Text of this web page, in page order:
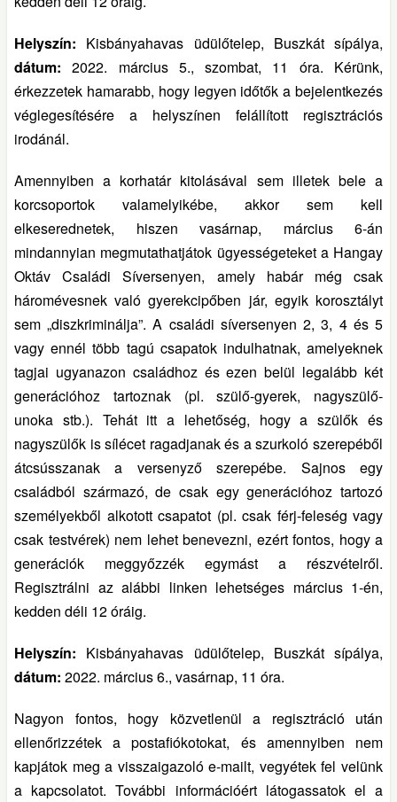
Helyszín: Kisbányahavas üdülőtelep, Buszkát sípálya,
dátum: 2022. március 5., szombat, 11 óra. Kérünk,
érkezzetek hamarabb, hogy legyen időtők a bejelentkezés
véglegesítésére a helyszínen felállított regisztrációs
irodánál.
Amennyiben a korhatár kitolásával sem illetek bele a
korcsoportok valamelyikébe, akkor sem kell
elkeserednetek, hiszen vasárnap, március 6-án
mindannyian megmutathatjátok ügyességeteket a Hangay
Oktáv Családi Síversenyen, amely habár még csak
háromévesnek való gyerekcipőben jár, egyik korosztályt
sem „diszkriminálja”. A családi síversenyen 2, 3, 4 és 5
vagy ennél több tagú csapatok indulhatnak, amelyeknek
tagjai ugyanazon családhoz és ezen belül legalább két
generációhoz tartoznak (pl. szülő-gyerek, nagyszülő-
unoka stb.). Tehát itt a lehetőség, hogy a szülők és
nagyszülők is sílécet ragadjanak és a szurkoló szerepéből
átcsússzanak a versenyző szerepébe. Sajnos egy
családból származó, de csak egy generációhoz tartozó
személyekből alkotott csapatot (pl. csak férj-feleség vagy
csak testvérek) nem lehet benevezni, ezért fontos, hogy a
generációk meggyőzzék egymást a részvételről.
Regisztrálni az alábbi linken lehetséges március 1-én,
kedden déli 12 óráig.
Helyszín: Kisbányahavas üdülőtelep, Buszkát sípálya,
dátum: 2022. március 6., vasárnap, 11 óra.
Nagyon fontos, hogy közvetlenül a regisztráció után
ellenőrizzétek a postafiókotokat, és amennyiben nem
kapjátok meg a visszaigazoló e-mailt, vegyétek fel velünk
a kapcsolatot. További információért látogassatok el a